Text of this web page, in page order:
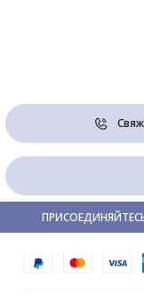
ПРИСОЕДИНЯЙТЕСЬ